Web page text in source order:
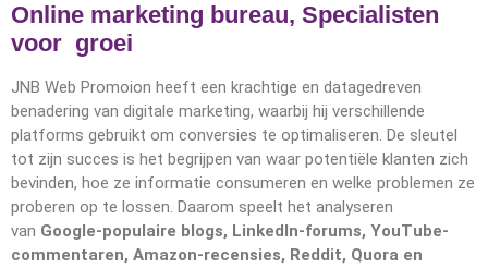
Online marketing bureau, Specialisten
voor groei
JNB Web Promoion heeft een krachtige en datagedreven
benadering van digitale marketing, waarbij hij verschillende
platforms gebruikt om conversies te optimaliseren. De sleutel
tot zijn succes is het begrijpen van waar potentiële klanten zich
bevinden, hoe ze informatie consumeren en welke problemen ze
proberen op te lossen. Daarom speelt het analyseren
van Google-populaire blogs, LinkedIn-forums, YouTube-
commentaren, Amazon-recensies, Reddit, Quora en